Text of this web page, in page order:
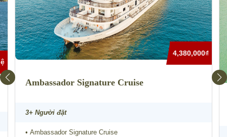
4,380,000₫
Ambassador Signature Cruise
3+ Người đặt
• Ambassador Signature Cruise